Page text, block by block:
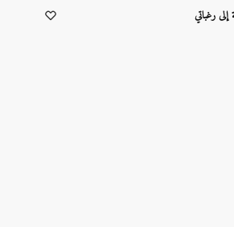
إلى رغباتي